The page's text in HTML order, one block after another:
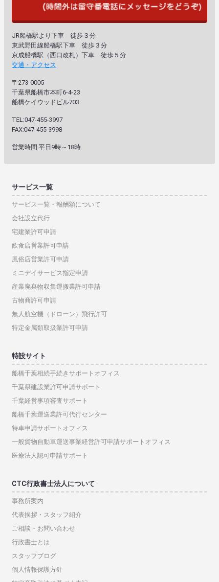
JR船橋駅より下車 徒歩３分
東武野田線船橋駅下車 徒歩３分
京成船橋駅（西口改札）下車 徒歩５分
交通・アクセス
〒273-0005
千葉県船橋市本町6-4-23
船橋ケイウッドビル703
TEL:047-455-3997
FAX:047-455-3998
営業時間:平日9時～18時
サービス一覧
サービス一覧・報酬額について
会社設立代行
宅建業許可申請
飲食店営業許可申請
風俗店営業許可申請
ミニデイサービス指定申請
産業廃棄物収集運搬業許可申請
古物商許可申請
無人航空機（ドローン）飛行許可
特定金属類取扱業許可申請
特設サイト
船橋千葉相続手続きサポートオフィス
千葉県建設業許可申請サポート
千葉経営事項審査サポート
船橋千葉運送業許可代行センター
特車申請サポートオフィス
一般貨物自動車運送事業経営許可申請サポートオフィス
医療法人認可申請サポート
CTC行政書士法人について
事務所案内
代表挨拶・スタッフ紹介
ご相談・お問い合わせ
行政書士とは
スタッフブログ
個人情報保護方針